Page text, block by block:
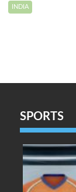
INDIA
SPORTS